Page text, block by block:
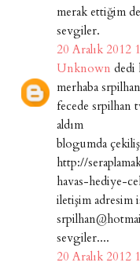
merak ettiğim
sevgiler.
20 Aralık 2012
Unknown dedi
merhaba
fecede srpilhan
aldım
blogumda
http://
havas-hediye-
iletişim adresim
sevgiler....
20 Aralık 2012